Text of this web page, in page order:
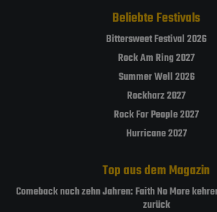
Beliebte Festivals
Bittersweet Festival 2026
Rock Am Ring 2027
Summer Well 2026
Rockharz 2027
Rock For People 2027
Hurricane 2027
Top aus dem Magazin
Comeback nach zehn Jahren: Faith No More
zurück